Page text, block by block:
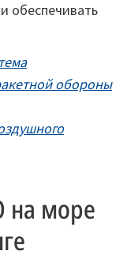
обеспечивать
обороны
на море